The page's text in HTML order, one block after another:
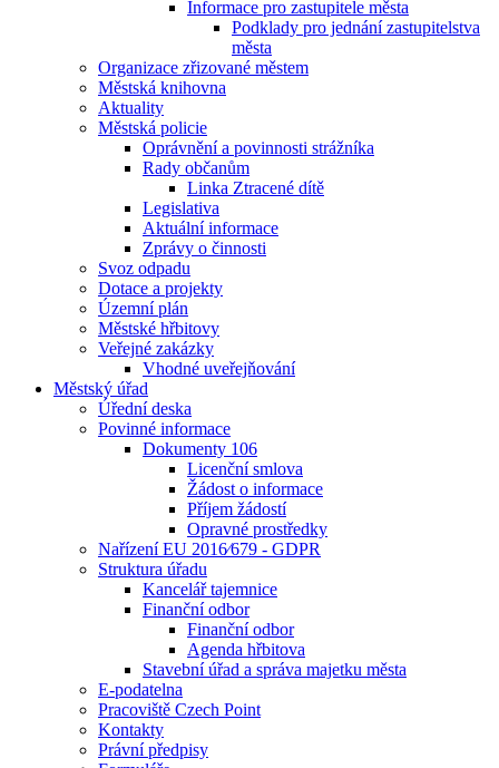
Informace pro zastupitele města
Podklady pro jednání zastupitelstva
města
Organizace zřizované městem
Městská knihovna
Aktuality
Městská policie
Oprávnění a povinnosti strážníka
Rady občanům
Linka Ztracené dítě
Legislativa
Aktuální informace
Zprávy o činnosti
Svoz odpadu
Dotace a projekty
Územní plán
Městské hřbitovy
Veřejné zakázky
Vhodné uveřejňování
Městský úřad
Úřední deska
Povinné informace
Dokumenty 106
Licenční smlova
Žádost o informace
Příjem žádostí
Opravné prostředky
Nařízení EU 2016⁄679 - GDPR
Struktura úřadu
Kancelář tajemnice
Finanční odbor
Finanční odbor
Agenda hřbitova
Stavební úřad a správa majetku města
E-podatelna
Pracoviště Czech Point
Kontakty
Právní předpisy